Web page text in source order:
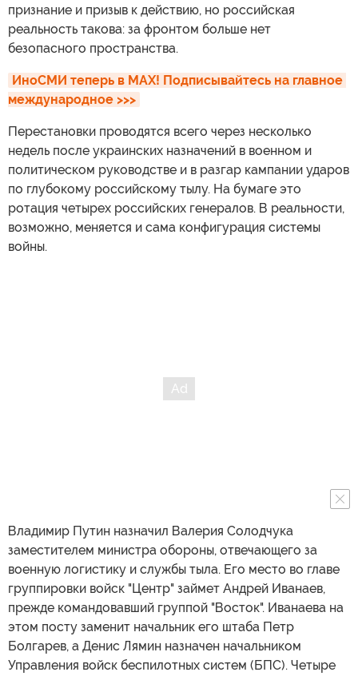
признание и призыв к действию, но российская
реальность такова: за фронтом больше нет
безопасного пространства.
ИноСМИ теперь в MAX! Подписывайтесь на главное
международное >>>
Перестановки проводятся всего через несколько
недель после украинских назначений в военном и
политическом руководстве и в разгар кампании ударов
по глубокому российскому тылу. На бумаге это
ротация четырех российских генералов. В реальности,
возможно, меняется и сама конфигурация системы
войны.
Владимир Путин назначил Валерия Солодчука
заместителем министра обороны, отвечающего за
военную логистику и службы тыла. Его место во главе
группировки войск "Центр" займет Андрей Иванаев,
прежде командовавший группой "Восток". Иванаева на
этом посту заменит начальник его штаба Петр
Болгарев, а Денис Лямин назначен начальником
Управления войск беспилотных систем (БПС). Четыре